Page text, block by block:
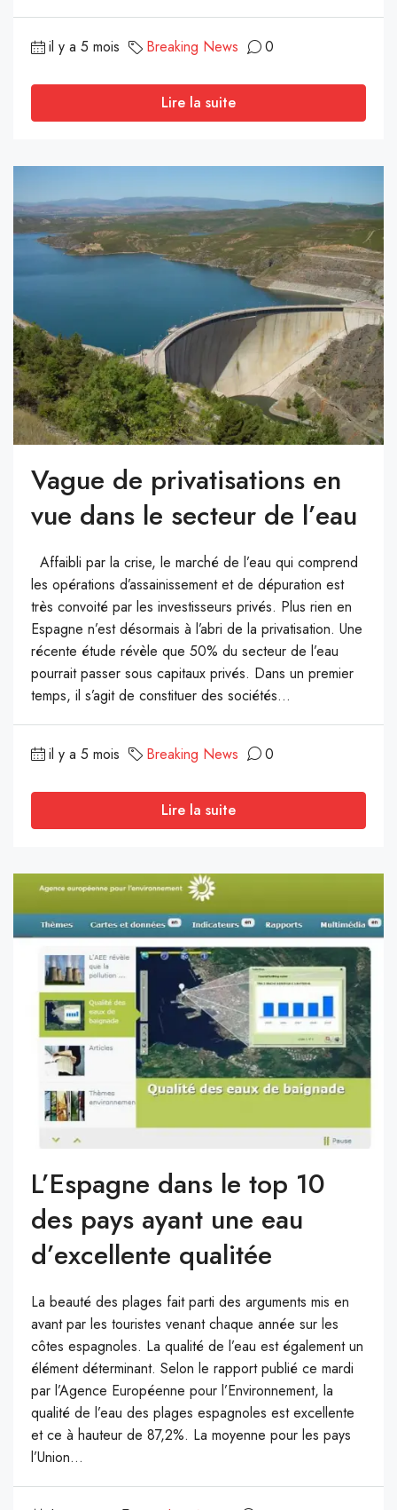
il y a 5 mois Breaking News 0
Lire la suite
Vague de privatisations en
vue dans le secteur de l’eau
Affaibli par la crise, le marché de l’eau qui comprend
les opérations d’assainissement et de dépuration est
très convoité par les investisseurs privés. Plus rien en
Espagne n’est désormais à l’abri de la privatisation. Une
récente étude révèle que 50% du secteur de l’eau
pourrait passer sous capitaux privés. Dans un premier
temps, il s’agit de constituer des sociétés...
il y a 5 mois Breaking News 0
Lire la suite
L’Espagne dans le top 10
des pays ayant une eau
d’excellente qualitée
La beauté des plages fait parti des arguments mis en
avant par les touristes venant chaque année sur les
côtes espagnoles. La qualité de l’eau est également un
élément déterminant. Selon le rapport publié ce mardi
par l’Agence Européenne pour l’Environnement, la
qualité de l’eau des plages espagnoles est excellente
et ce à hauteur de 87,2%. La moyenne pour les pays
l’Union...